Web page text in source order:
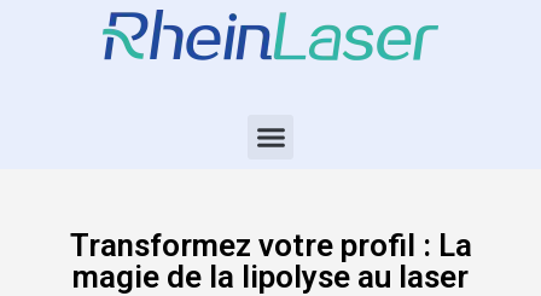
Transformez votre profil : La
magie de la lipolyse au laser